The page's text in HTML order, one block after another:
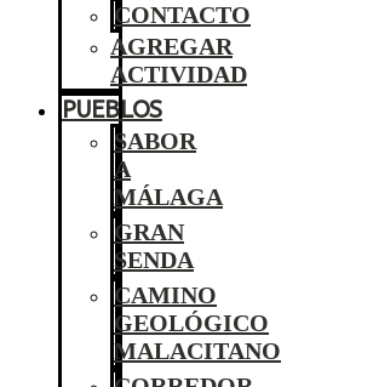
CONTACTO
AGREGAR
ACTIVIDAD
PUEBLOS
SABOR
A
MÁLAGA
GRAN
SENDA
CAMINO
GEOLÓGICO
MALACITANO